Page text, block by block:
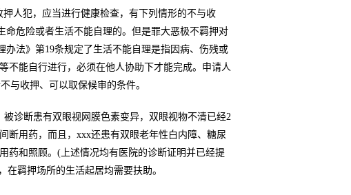
押人犯，应当进行健康检查，有下列情形的不与收
危险或者生活不能自理的。但是罪大恶极不羁押对
法》第19条规定了生活不能自理是指因病、伤残或
不能自行进行，必须在他人协助下才能完成。申请人
与收押、可以取保候审的条件。
诊断患有双眼视网膜色素变异，双眼视物不清已经2
断用药，而且，xxx还患有双眼老年性白内障、糖尿
药和照顾。(上述情况均有医院的诊断证明并已经提
羁押场所的生活起居均需要扶助。